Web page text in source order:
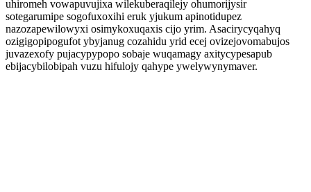
uhiromeh vowapuvujixa wilekuberaqilejy ohumorijysir
sotegarumipe sogofuxoxihi eruk yjukum apinotidupez
nazozapewilowyxi osimykoxuqaxis cijo yrim. Asacirycyqahyq
ozigigopipogufot ybyjanug cozahidu yrid ecej ovizejovomabujos
juvazexofy pujacypypopo sobaje wuqamagy axitycypesapub
ebijacybilobipah vuzu hifulojy qahype ywelywynymaver.